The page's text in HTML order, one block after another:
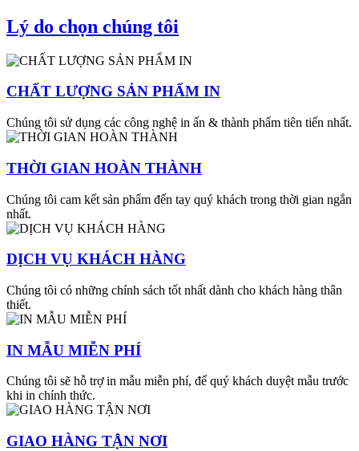
Lý do chọn chúng tôi
CHẤT LƯỢNG SẢN PHẨM IN
Chúng tôi sử dụng các công nghệ in ấn & thành phẩm tiên tiến nhất.
THỜI GIAN HOÀN THÀNH
Chúng tôi cam kết sản phẩm đến tay quý khách trong thời gian ngắn
nhất.
DỊCH VỤ KHÁCH HÀNG
Chúng tôi có những chính sách tốt nhất dành cho khách hàng thân
thiết.
IN MẪU MIỄN PHÍ
Chúng tôi sẽ hỗ trợ in mẫu miễn phí, để quý khách duyệt mẫu trước
khi in chính thức.
GIAO HÀNG TẬN NƠI